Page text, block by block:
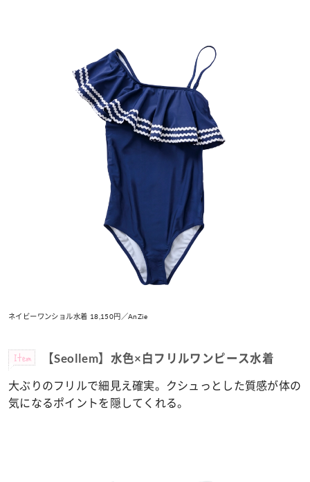
ネイビーワンショル水着 18,150円／AnZie
Item 【Seollem】水色×白フリルワンピース水着
大ぶりのフリルで細見え確実。 クシュっとした質感が体の
気になるポイントを隠してくれる。